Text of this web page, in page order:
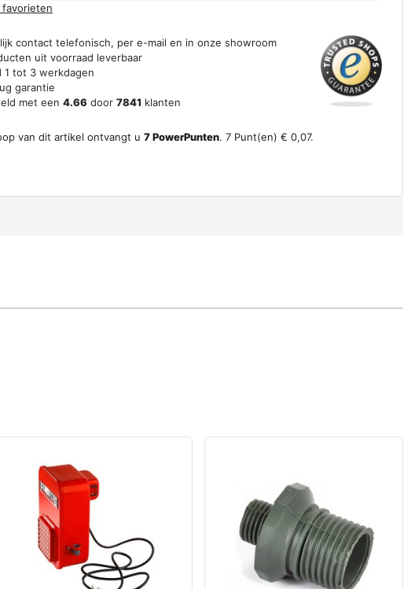
favorieten
contact telefonisch, per e-mail en in onze showroom
uit voorraad leverbaar
1 tot 3 werkdagen
garantie
met een 4.66 door 7841 klanten
van dit artikel ontvangt u 7PowerPunten. 7 Punt(en) € 0,07.